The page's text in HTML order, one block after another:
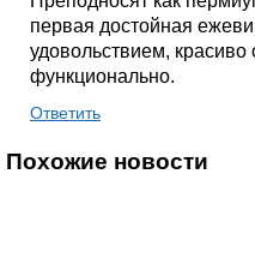
первая достойная
удовольствием, красиво
функционально.
Ответить
Похожие новости